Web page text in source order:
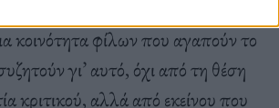
κοινότητα φίλων που αγαπούν το
γι’ αυτό, όχι από τη θέση
κριτικού, αλλά από εκείνου που